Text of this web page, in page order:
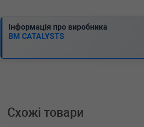
Інформація про виробника
BM CATALYSTS
Схожі товари